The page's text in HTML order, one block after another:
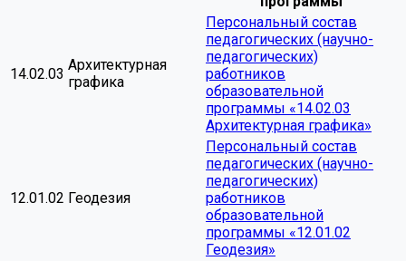
14.02.03
Архитектурная
графика
Персональный состав
педагогических (научно-
педагогических)
работников
образовательной
программы «14.02.03
Архитектурная графика»
12.01.02 Геодезия
Персональный состав
педагогических (научно-
педагогических)
работников
образовательной
программы «12.01.02
Геодезия»